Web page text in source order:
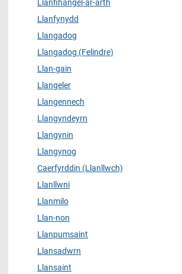
Llanfihangel-ar-arth
Llanfynydd
Llangadog
Llangadog (Felindre)
Llan-gain
Llangeler
Llangennech
Llangyndeyrn
Llangynin
Llangynog
Caerfyrddin (Llanllwch)
Llanllwni
Llanmilo
Llan-non
Llanpumsaint
Llansadwrn
Llansaint